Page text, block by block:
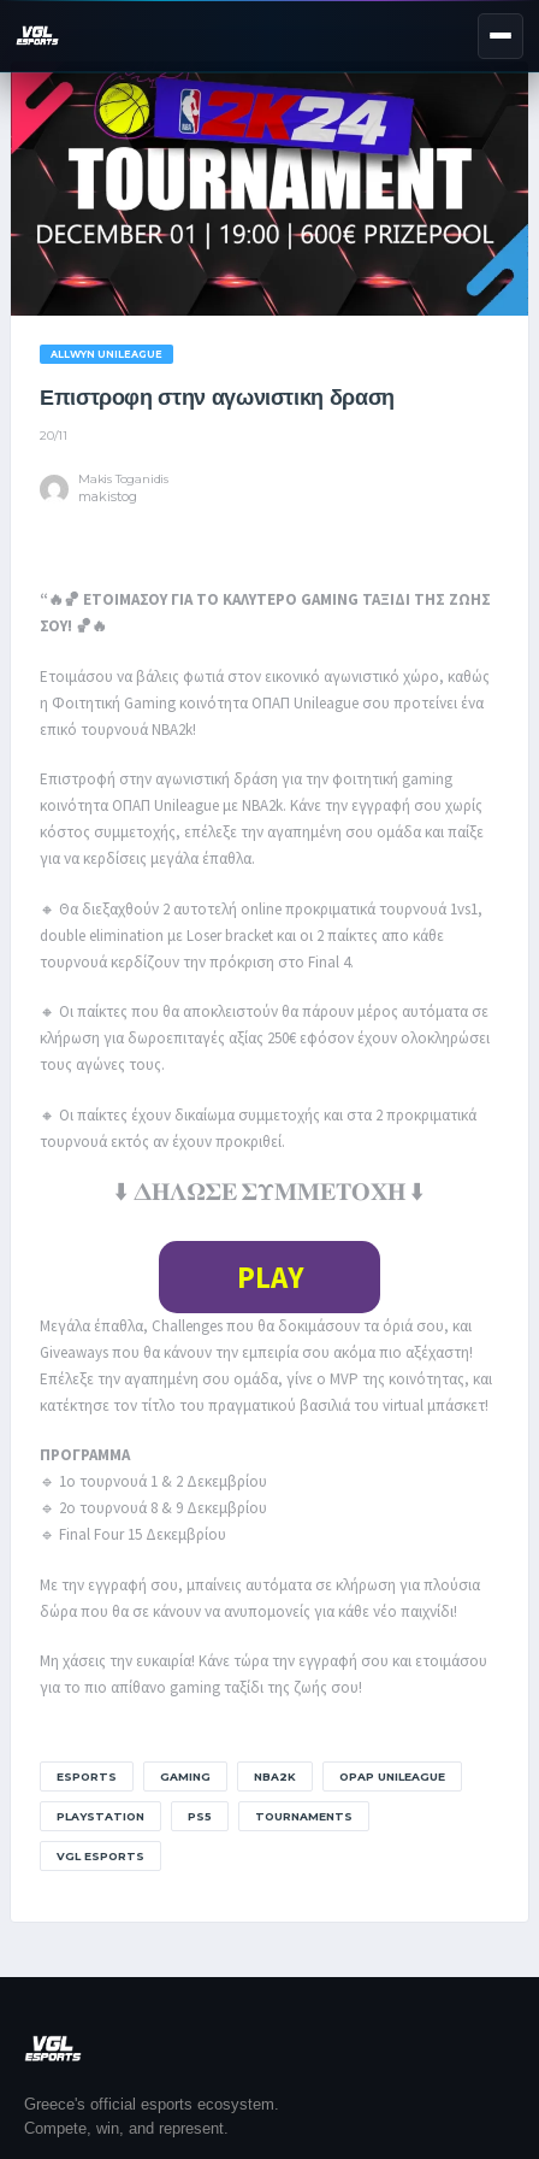
NEXT EVENT — REGISTER NOW
eKypello Elladas
EAFC27
REGISTER →
TOURNAMENTS eNATIONAL
KYPELLO UNILEAGUE
NEWS
ALLWYN UNILEAGUE
Επιστροφη στην αγωνιστικη δραση
20/11
Makis Toganidis
makistog
“🔥🏀 ΕΤΟΙΜΑΣΟΥ ΓΙΑ ΤΟ ΚΑΛΥΤΕΡΟ GAMING ΤΑΞΙΔΙ ΤΗΣ ΖΩΗΣ
ΣΟΥ! 🏀🔥
Ετοιμάσου να βάλεις φωτιά στον εικονικό αγωνιστικό χώρο, καθώς
η Φοιτητική Gaming κοινότητα ΟΠΑΠ Unileague σου προτείνει ένα
επικό τουρνουά NBA2k!
Επιστροφή στην αγωνιστική δράση για την φοιτητική gaming
κοινότητα ΟΠΑΠ Unileague με NBA2k. Κάνε την εγγραφή σου χωρίς
κόστος συμμετοχής, επέλεξε την αγαπημένη σου ομάδα και παίξε
για να κερδίσεις μεγάλα έπαθλα.
🔸 Θα διεξαχθούν 2 αυτοτελή online προκριματικά τουρνουά 1vs1,
double elimination με Loser bracket και οι 2 παίκτες απο κάθε
τουρνουά κερδίζουν την πρόκριση στο Final 4.
🔸 Oι παίκτες που θα αποκλειστούν θα πάρουν μέρος αυτόματα σε
κλήρωση για δωροεπιταγές αξίας 250€ εφόσον έχουν ολοκληρώσει
τους αγώνες τους.
🔸 Οι παίκτες έχουν δικαίωμα συμμετοχής και στα 2 προκριματικά
τουρνουά εκτός αν έχουν προκριθεί.
⬇️ 𝚫𝚮𝚲𝛀𝚺𝚬 𝚺𝚼𝚳𝚳𝚬𝚻𝚶𝚾𝚮 ⬇️
PLAY
Μεγάλα έπαθλα, Challenges που θα δοκιμάσουν τα όριά σου, και
Giveaways που θα κάνουν την εμπειρία σου ακόμα πιο αξέχαστη!
Επέλεξε την αγαπημένη σου ομάδα, γίνε ο MVP της κοινότητας, και
κατέκτησε τον τίτλο του πραγματικού βασιλιά του virtual μπάσκετ!
ΠΡΟΓΡΑΜΜΑ
🔹 1ο τουρνουά 1 & 2 Δεκεμβρίου
🔹 2ο τουρνουά 8 & 9 Δεκεμβρίου
🔹 Final Four 15 Δεκεμβρίου
Με την εγγραφή σου, μπαίνεις αυτόματα σε κλήρωση για πλούσια
δώρα που θα σε κάνουν να ανυπομονείς για κάθε νέο παιχνίδι!
Μη χάσεις την ευκαιρία! Κάνε τώρα την εγγραφή σου και ετοιμάσου
για το πιο απίθανο gaming ταξίδι της ζωής σου!
ESPORTS GAMING NBA2K OPAP UNILEAGUE
PLAYSTATION PS5 TOURNAMENTS
VGL ESPORTS
Greece's official esports ecosystem.
Compete, win, and represent.